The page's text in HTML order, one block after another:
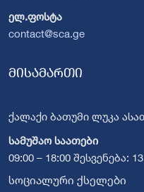
ელ.ფოსტა
contact@sca.ge
მისამართი
ქალაქი ბათუმი ლუკა
სამუშაო საათები
09:00 – 18:00 შესვენება:
სოციალური ქსელები